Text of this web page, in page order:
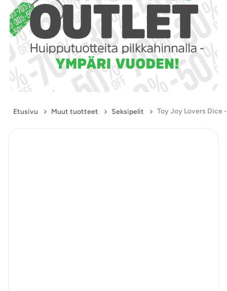
Etusivu Muut tuotteet Seksipelit